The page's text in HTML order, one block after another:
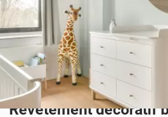
Revêtement décoratif